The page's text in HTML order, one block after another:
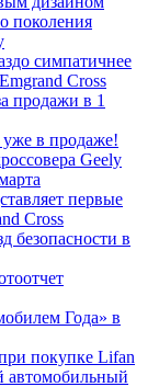
поколения
симпатичнее
Cross
продажи в 1
в продаже!
Geely
первые
Cross
безопасности в
Года» в
покупке Lifan
автомобильный